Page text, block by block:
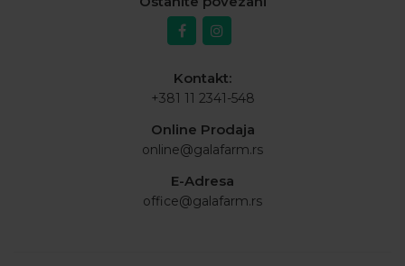
Kontakt:
+381 11 2341-548
Online Prodaja
online@galafarm.rs
E-Adresa
office@galafarm.rs